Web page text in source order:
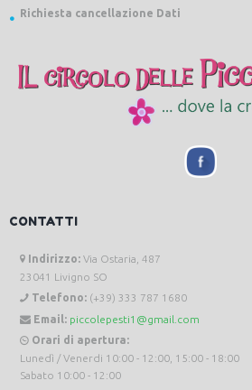
Richiesta cancellazione Dati
CONTATTI
Indirizzo: Via Ostaria, 487
23041 Livigno SO
Telefono: (+39) 333 787 1680
Email: piccolepesti1@gmail.com
Orari di apertura:
Lunedì / Venerdi 10:00 - 12:00, 15:00 - 18:00
Sabato 10:00 - 12:00